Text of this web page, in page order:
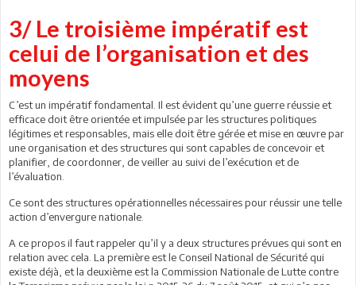
3/ Le troisième impératif est
celui de l’organisation et des
moyens
C’est un impératif fondamental. Il est évident qu’une guerre réussie et
efficace doit être orientée et impulsée par les structures politiques
légitimes et responsables, mais elle doit être gérée et mise en œuvre par
une organisation et des structures qui sont capables de concevoir et
planifier, de coordonner, de veiller au suivi de l’exécution et de
l’évaluation.
Ce sont des structures opérationnelles nécessaires pour réussir une telle
action d’envergure nationale.
A ce propos il faut rappeler qu’il y a deux structures prévues qui sont en
relation avec cela. La première est le Conseil National de Sécurité qui
existe déjà, et la deuxième est la Commission Nationale de Lutte contre